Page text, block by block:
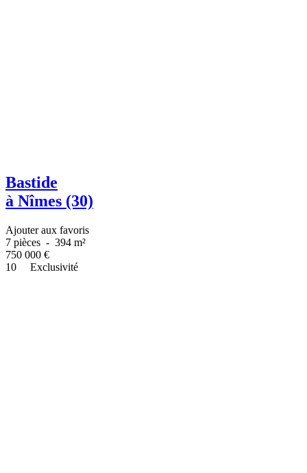
Bastide
à Nîmes (30)
Ajouter aux favoris
7 pièces - 394 m²
750 000 €
10
Exclusivité